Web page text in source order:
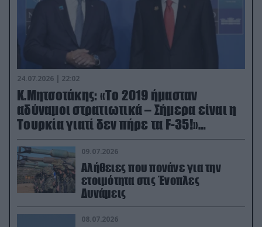
24.07.2026 | 22:02
Κ.Μητσοτάκης: «Το 2019 ήμασταν
αδύναμοι στρατιωτικά – Σήμερα είναι η
Τουρκία γιατί δεν πήρε τα F-35!»
(βίντεο)
09.07.2026
Αλήθειες που πονάνε για την
ετοιμότητα στις Ένοπλες
Δυνάμεις
08.07.2026